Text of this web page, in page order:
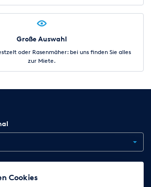
Große Auswahl
oder Rasenmäher: bei uns finden Sie alles
zur Miete.
News
Cookies